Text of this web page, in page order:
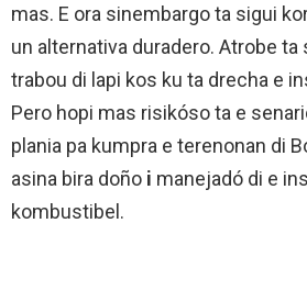
mas. E ora sinembargo ta sigui
un alternativa duradero. Atrobe ta
trabou di lapi kos ku ta drecha e
Pero hopi mas risikóso ta e
plania pa kumpra e terenonan di
asina bira doño i manejadó di e
kombustibel.